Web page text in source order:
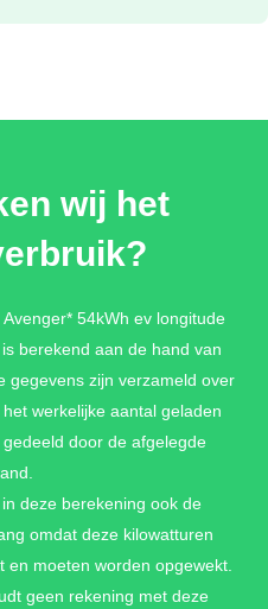
wij het
54kWh ev longitude
berekend aan de hand van
gegevens zijn verzameld over
werkelijke aantal geladen
door de afgelegde
deze berekening ook de
omdat deze kilowatturen
moeten worden opgewekt.
geen rekening met deze